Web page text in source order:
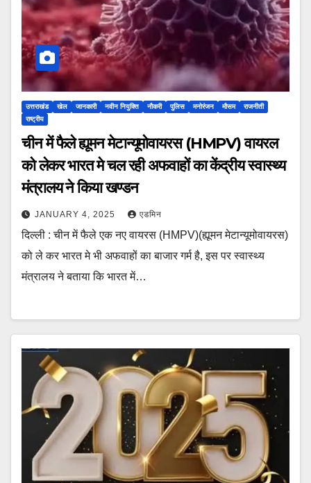
उत्तराखंड खेल जानकारी नवीन नियुक्ति नौकरी पुलिस मनोरंजन मौसम
राजनीती
राष्ट्रीय
चीन में फैले ह्यूमन मेटान्यूमोवायरस (HMPV) वायरल
को लेकर भारत मे चल रही अफवाहों का केंद्रीय स्वास्थ्य
मंत्रालय ने किया खण्डन
JANUARY 4, 2025 एडमिन
दिल्ली : चीन में फैले एक नए वायरस (HMPV)(ह्यूमन मेटान्यूमोवायरस)
को ले कर भारत मे भी अफवाहों का बाजार गर्म है, इस पर स्वास्थ्य
मंत्रालय ने बताया कि भारत में…